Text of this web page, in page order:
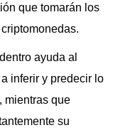
que tomarán los
ayuda al
a inferir y predecir lo
mientras que
su